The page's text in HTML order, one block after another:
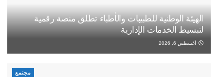
الهيئة الوطنية للطبيبات والأطباء تطلق منصة رقمية
لتبسيط الخدمات الإدارية
أغسطس 6, 2026
مجتمع